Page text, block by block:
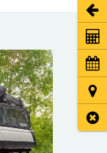
Cita